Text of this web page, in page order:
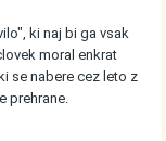
ki naj bi ga vsak
moral enkrat
se nabere cez leto z
prehrane.